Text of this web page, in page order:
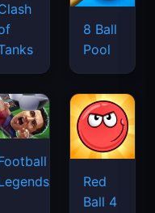
8 Ball
Pool
Red
Ball 4